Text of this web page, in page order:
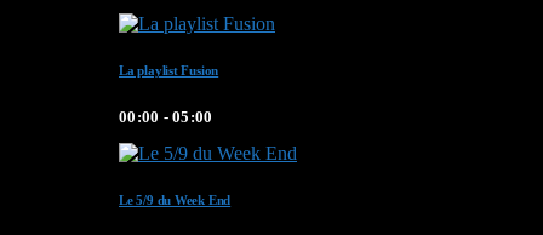
La playlist Fusion
00:00 - 05:00
Le 5/9 du Week End